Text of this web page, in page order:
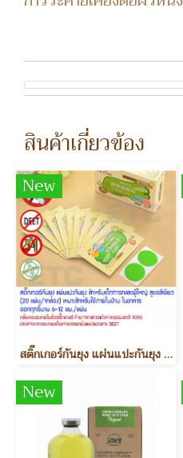
สินค้าเกี่ยวข้อง
New
สติ๊กเกอร์กันยุง แผ่นแปะกันยุง สำหรับเด็ก เหมาะสำหรับใช้ภายในบ้านและภายนอกอาคาร (1กล่องมี 20 ชิ้น)
New